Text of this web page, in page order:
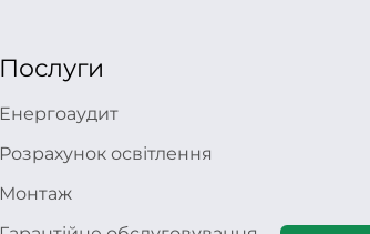
Послуги
Енергоаудит
Розрахунок освітлення
Монтаж